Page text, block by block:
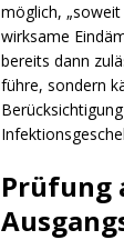
möglich,
wirksame
bereits dann
führe, sondern
Prüfung